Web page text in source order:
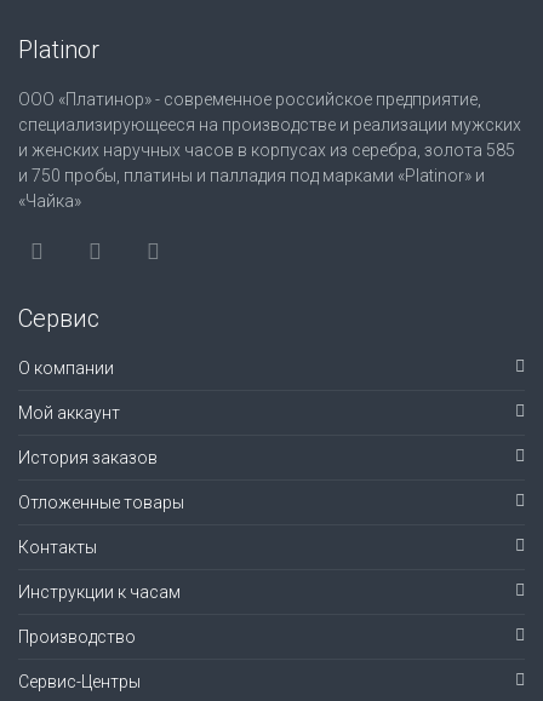
Platinor
ООО «Платинор» - современное российское предприятие,
специализирующееся на производстве и реализации мужских
и женских наручных часов в корпусах из серебра, золота 585
и 750 пробы, платины и палладия под марками «Platinor» и
«Чайка»
Сервис
О компании
Мой аккаунт
История заказов
Отложенные товары
Контакты
Инструкции к часам
Производство
Сервис-Центры